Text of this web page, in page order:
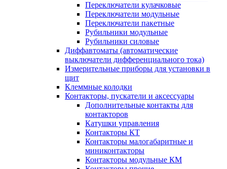
Переключатели кулачковые
Переключатели модульные
Переключатели пакетные
Рубильники модульные
Рубильники силовые
Диффавтоматы (автоматические
выключатели дифференциального тока)
Измерительные приборы для установки в
щит
Клеммные колодки
Контакторы, пускатели и аксессуары
Дополнительные контакты для
контакторов
Катушки управления
Контакторы КТ
Контакторы малогабаритные и
миниконтакторы
Контакторы модульные КМ